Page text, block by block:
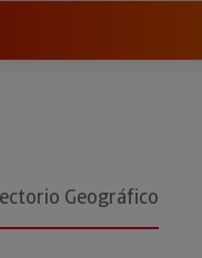
Geográfico